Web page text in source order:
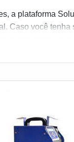
a plataforma
Caso você